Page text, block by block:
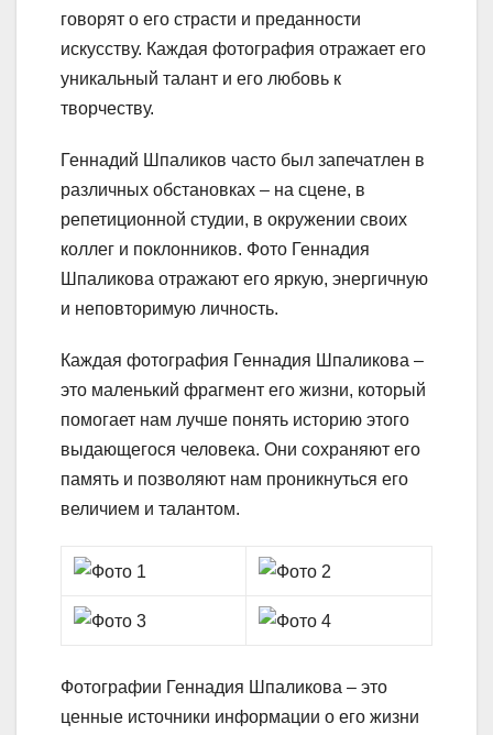
говорят о его страсти и преданности
искусству. Каждая фотография отражает его
уникальный талант и его любовь к
творчеству.
Геннадий Шпаликов часто был запечатлен в
различных обстановках – на сцене, в
репетиционной студии, в окружении своих
коллег и поклонников. Фото Геннадия
Шпаликова отражают его яркую, энергичную
и неповторимую личность.
Каждая фотография Геннадия Шпаликова –
это маленький фрагмент его жизни, который
помогает нам лучше понять историю этого
выдающегося человека. Они сохраняют его
память и позволяют нам проникнуться его
величием и талантом.
Фотографии Геннадия Шпаликова – это
ценные источники информации о его жизни